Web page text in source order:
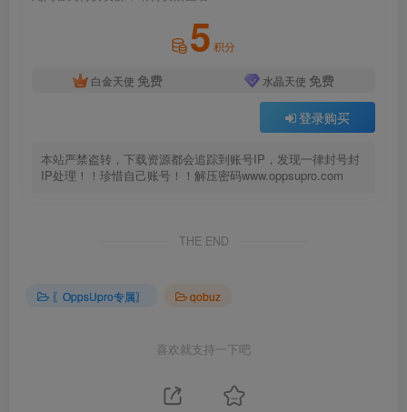
5 积分
白金天使 免费 水晶天使 免费
登录购买
本站严禁盗转，下载资源都会追踪到账号IP，发现一律封号封
IP处理！！珍惜自己账号！！解压密码www.oppsupro.com
THE END
〖OppsUpro专属〗 qobuz
喜欢就支持一下吧